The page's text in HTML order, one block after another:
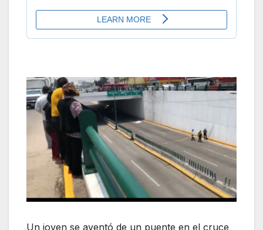
Un joven se aventó de un puente en el cruce